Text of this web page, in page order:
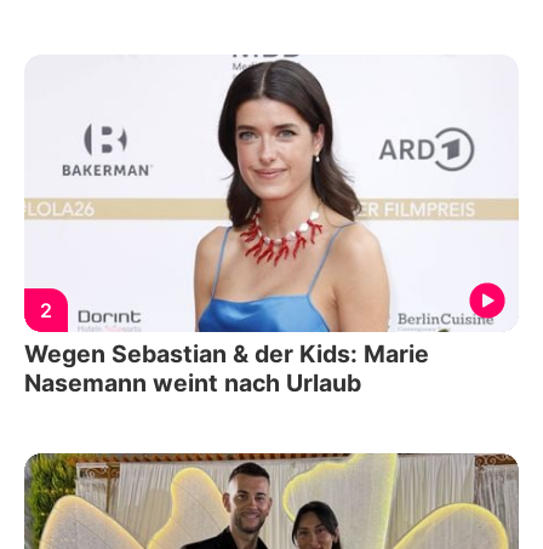
2
Wegen Sebastian & der Kids: Marie
Nasemann weint nach Urlaub